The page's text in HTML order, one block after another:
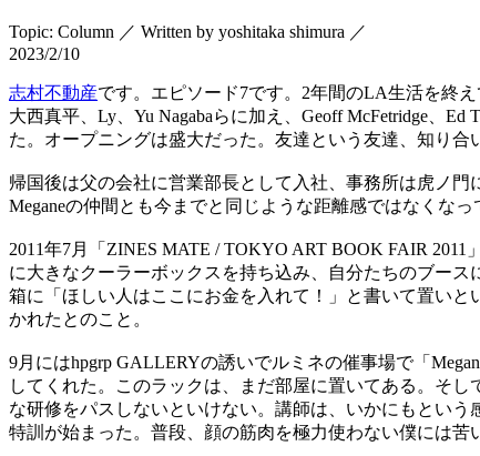
Topic: Column ／ Written by yoshitaka shimura ／
2023/2/10
志村不動産です。エピソード7です。 2年間のLA生活を終え
大西真平、 Ly Yu Nagabaらに加え、 Geoff McFetridge Ed
た。オープニングは盛大だった。友達という友達、知り
帰国後は父の会社に営業部長として入社、事務所は虎ノ
Meganeの仲間とも今までと同じような距離感ではなくな
2011年7月「 ZINES MATE / TOKYO ART BOOK FAIR 2011
に大きなクーラーボックスを持ち込み、自分たちのブー
箱に「ほしい人はここにお金を入れて！」と書いて置い
かれたとのこと。
9月にはhpgrp GALLERYの誘いでルミネの催事場で「
してくれた。このラックは、まだ部屋に置いてある。そし
な研修をパスしないといけない。講師は、いかにもとい
特訓が始まった。普段、顔の筋肉を極力使わない僕には